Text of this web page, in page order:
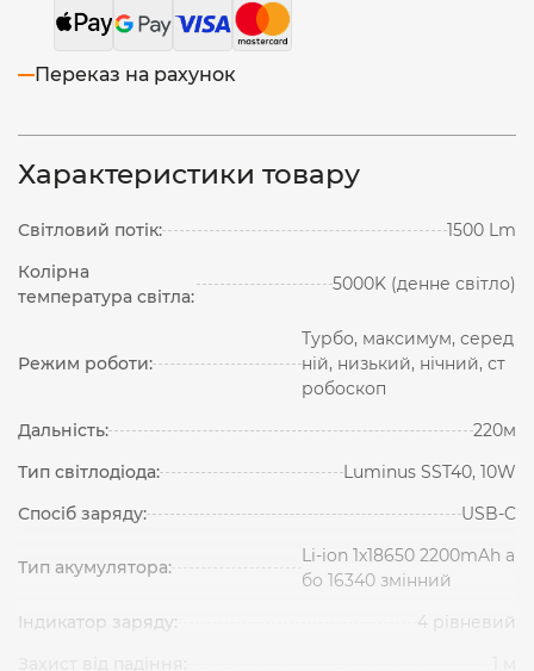
Переказ на рахунок
Характеристики товару
Світловий потік:
1500 Lm
Колірна
температура світла:
5000K (денне світло)
Режим роботи:
Турбо, максимум, серед
ній, низький, нічний, ст
робоскоп
Дальність:
220м
Тип світлодіода:
Luminus SST40, 10W
Спосіб заряду:
USB-C
Тип акумулятора:
Li-ion 1х18650 2200mAh а
бо 16340 змінний
Індикатор заряду:
4 рівневий